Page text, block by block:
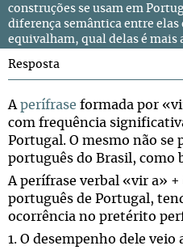
construções se usam em
diferença semântica entre elas
equivalham, qual delas é mais
Resposta
A perífrase formada por
com frequência
Portugal. O mesmo não se
português do Brasil, como
A perífrase verbal «vir a»
português de Portugal,
ocorrência no pretérito
1. O desempenho dele